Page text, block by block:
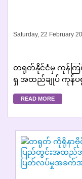
Saturday, 22 February
တရုတ်နိုင်ငံမှ ကုန်ကြ
ရှ အထည်ချုပ် ကုန်ပ
ထိခိုက်...
READ MORE